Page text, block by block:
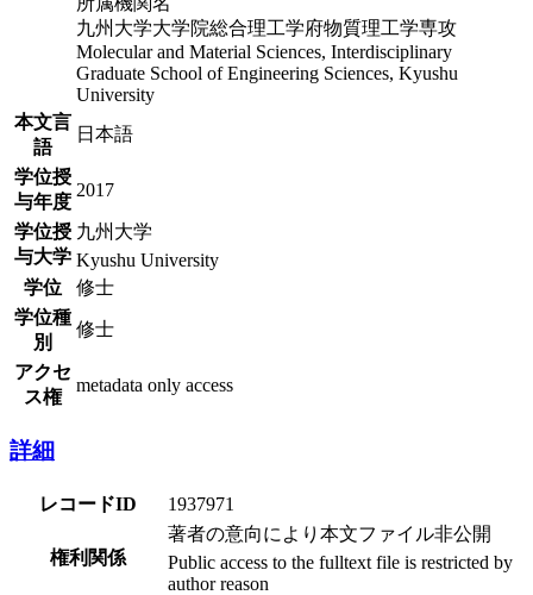
九州大学大学院総合理工学府物質理工学専攻
Molecular and Material Sciences, Interdisciplinary
Graduate School of Engineering Sciences, Kyushu
University
本文言
語
日本語
学位授
与年度
2017
学位授
与大学
九州大学
Kyushu University
学位
修士
学位種
別
修士
アクセ
ス権
metadata only access
詳細
レコードID 1937971
権利関係
著者の意向により本文ファイル非公開
Public access to the fulltext file is restricted by
author reason